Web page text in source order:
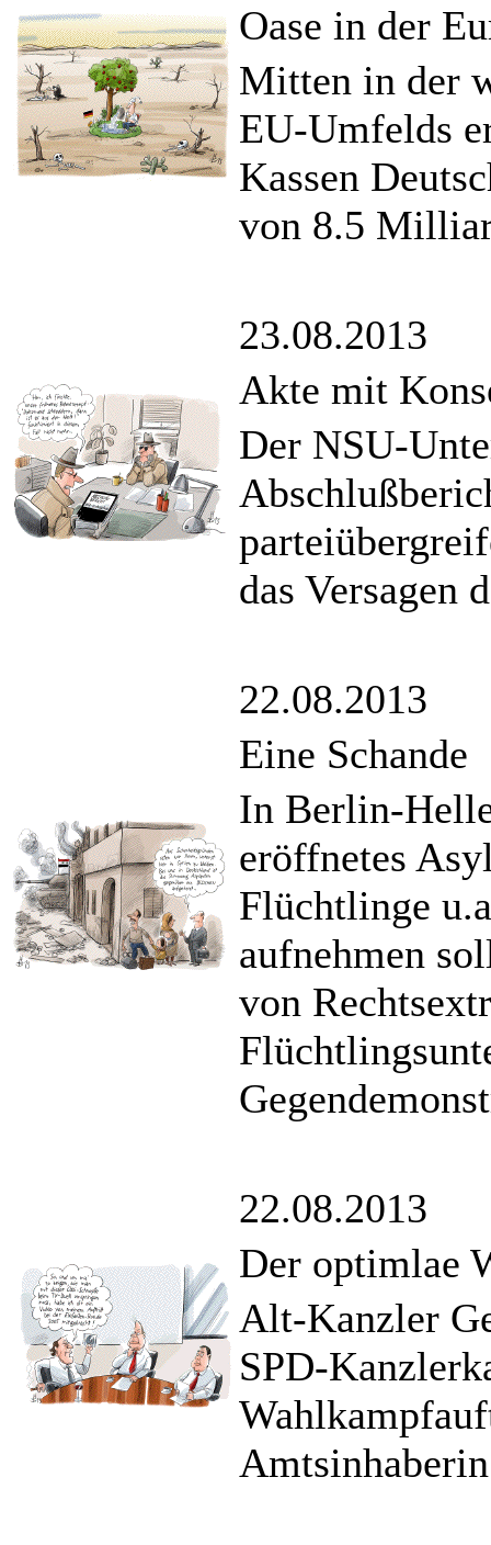
Oase in der
Mitten in der
EU-Umfelds
Kassen
von 8.5
23.08.2013
Akte mit
Der NSU-
das Versagen
22.08.2013
Eine Schande
In Berlin-
eröffnetes
Flüchtlinge
aufnehmen
von
22.08.2013
Der optimlae
Alt-Kanzler
SPD-